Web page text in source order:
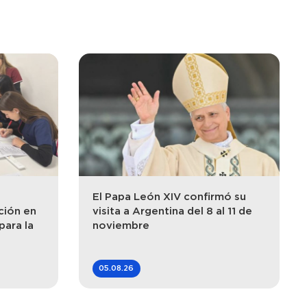
en
la
El Papa León XIV confirmó su
visita a Argentina del 8 al 11 de
noviembre
05.08.26